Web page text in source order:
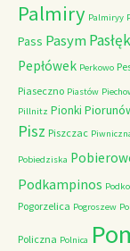
Palmiry Palmiryy
Pass PasymPasłęk
Pepłówek Perkowo
Piaseczno Piastów
Pillnitz Pionki
Pisz Piszczac
Pobiedziska
Podkampinos
Pogorzelica Pogroszew
Policzna Polnica